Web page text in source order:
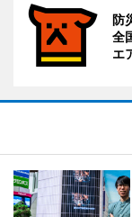
防
全
エ